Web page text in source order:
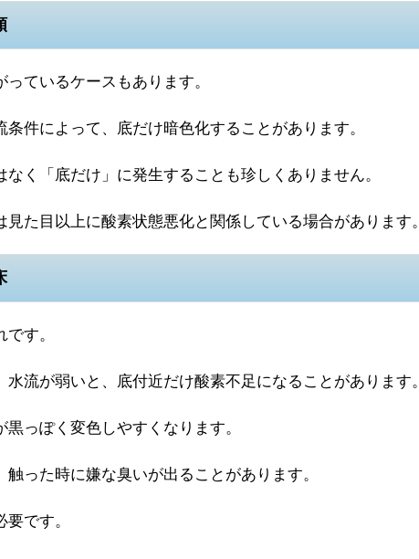
ているケースもあります。
件によって、底だけ暗色化することがあります。
なく「底だけ」に発生することも珍しくありません。
見た目以上に酸素状態悪化と関係している場合があります。
す。
水流が弱いと、底付近だけ酸素不足になることがあります。
っぽく変色しやすくなります。
触った時に嫌な臭いが出ることがあります。
です。